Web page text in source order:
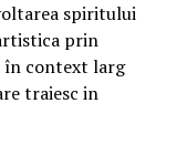
spiritului
prin
în context larg
traiesc in